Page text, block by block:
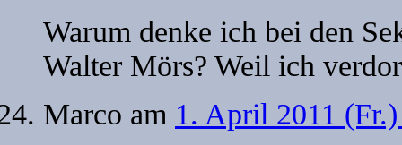
Warum denke ich bei den
Walter Mörs? Weil ich
Marco am 1. April 2011